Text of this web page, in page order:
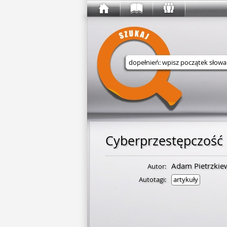
Wyszukaj w serwisie
Autor: Adam
Autotagi: artykuły